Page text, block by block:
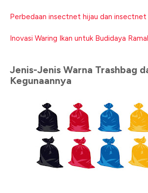
Perbedaan insectnet hijau dan
Inovasi Waring Ikan untuk Budidaya
Jenis-Jenis Warna Trashbag
Kegunaannya